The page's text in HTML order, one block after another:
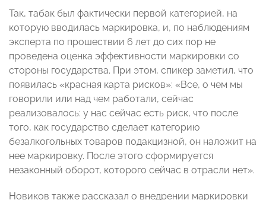
Так, табак был фактически первой категорией, на
которую вводилась маркировка, и, по наблюдениям
эксперта по прошествии 6 лет до сих пор не
проведена оценка эффективности маркировки со
стороны государства. При этом, спикер заметил, что
появилась «красная карта рисков»: «Все, о чем мы
говорили или над чем работали, сейчас
реализовалось: у нас сейчас есть риск, что после
того, как государство сделает категорию
безалкогольных товаров подакцизной, он наложит на
нее маркировку. После этого сформируется
незаконный оборот, которого сейчас в отрасли нет».
Новиков также рассказал о внедрении маркировки